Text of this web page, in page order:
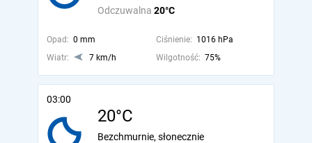
Odczuwalna 20°C
Opad: 0 mm Ciśnienie: 1016 hPa
Wiatr:
7 km/h Wilgotność: 75%
03:00
20°C
Bezchmurnie, słonecznie